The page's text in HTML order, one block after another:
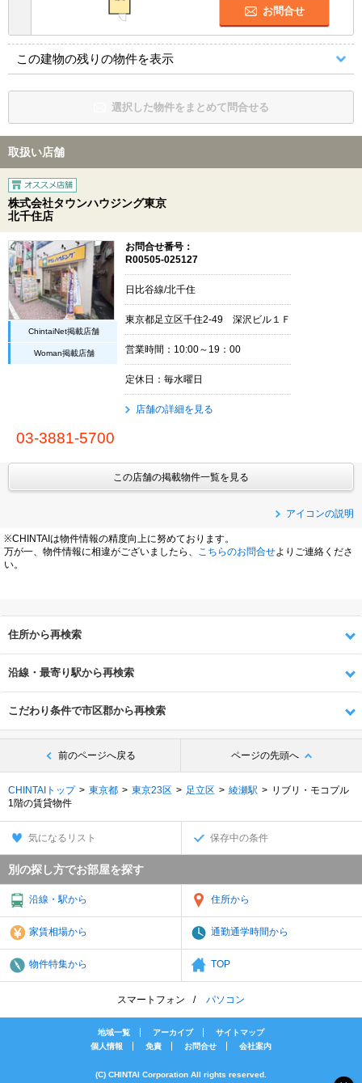
お問合せ
この建物の残りの物件を表示
選択した物件をまとめて問合せる
取扱い店舗
株式会社タウンハウジング東京
北千住店
ChintaiNet掲載店舗
Woman掲載店舗
お問合せ番号：
R00505-025127
日比谷線/北千住
東京都足立区千住2-49 深沢ビル１Ｆ
営業時間：10:00～19：00
定休日：毎水曜日
店舗の詳細を見る
03-3881-5700
この店舗の掲載物件一覧を見る
アイコンの説明
※CHINTAIは物件情報の精度向上に努めております。
万が一、物件情報に相違がございましたら、
こちらのお問合せよりご連絡くださ
い。
住所から再検索
沿線・最寄り駅から再検索
こだわり条件で市区郡から再検索
前のページへ戻る ページの先頭へ
CHINTAIトップ 東京都 東京23区 足立区 綾瀬駅
リブリ・モコプル
1階の賃貸物件
気になるリスト 保存中の条件
別の探し方でお部屋を探す
沿線・駅から 住所から
家賃相場から 通勤通学時間から
物件特集から TOP
スマートフォン パソコン
地域一覧 アーカイブ
サイトマップ
個人情報
免責 お問合せ 会社案内
(C) CHINTAI Corporation All rights reserved.